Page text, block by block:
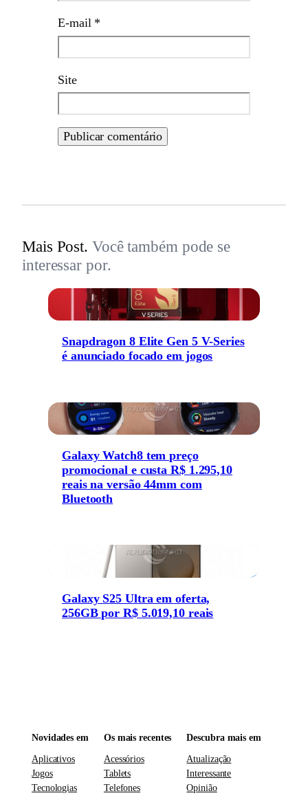
E-mail *
Site
Mais Post. Você também pode se
interessar por.
Snapdragon 8 Elite Gen 5 V-Series
é anunciado focado em jogos
Galaxy Watch8 tem preço
promocional e custa R$ 1.295,10
reais na versão 44mm com
Bluetooth
Galaxy S25 Ultra em oferta,
256GB por R$ 5.019,10 reais
Novidades em
Aplicativos
Jogos
Tecnologias
Os mais recentes
Acessórios
Tablets
Telefones
Descubra mais em
Atualização
Interessante
Opinião